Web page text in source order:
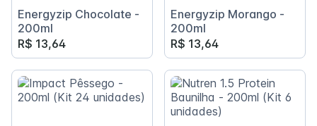
Energyzip Chocolate -
200ml
R$ 13,64
Energyzip Morango -
200ml
R$ 13,64